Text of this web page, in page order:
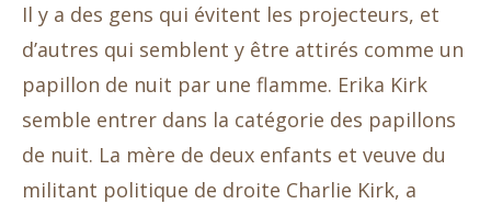
Il y a des gens qui évitent les projecteurs, et
d’autres qui semblent y être attirés comme un
papillon de nuit par une flamme. Erika Kirk
semble entrer dans la catégorie des papillons
de nuit. La mère de deux enfants et veuve du
militant politique de droite Charlie Kirk, a